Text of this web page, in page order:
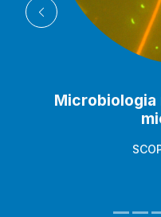
Microbiologia